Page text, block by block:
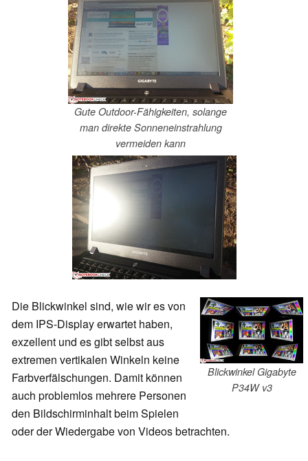
Gute Outdoor-Fähigkeiten, solange
man direkte Sonneneinstrahlung
vermeiden kann
Blickwinkel Gigabyte
P34W v3
Die Blickwinkel sind, wie wir es von
dem IPS-Display erwartet haben,
exzellent und es gibt selbst aus
extremen vertikalen Winkeln keine
Farbverfälschungen. Damit können
auch problemlos mehrere Personen
den Bildschirminhalt beim Spielen
oder der Wiedergabe von Videos betrachten.